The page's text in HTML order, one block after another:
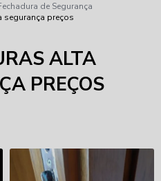
de Segurança
segurança preços
ALTA
PREÇOS